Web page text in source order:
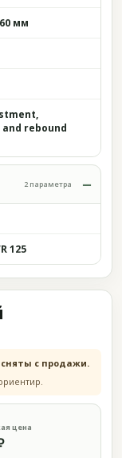
мм
rebound
2 параметра
125
с продажи.
цена